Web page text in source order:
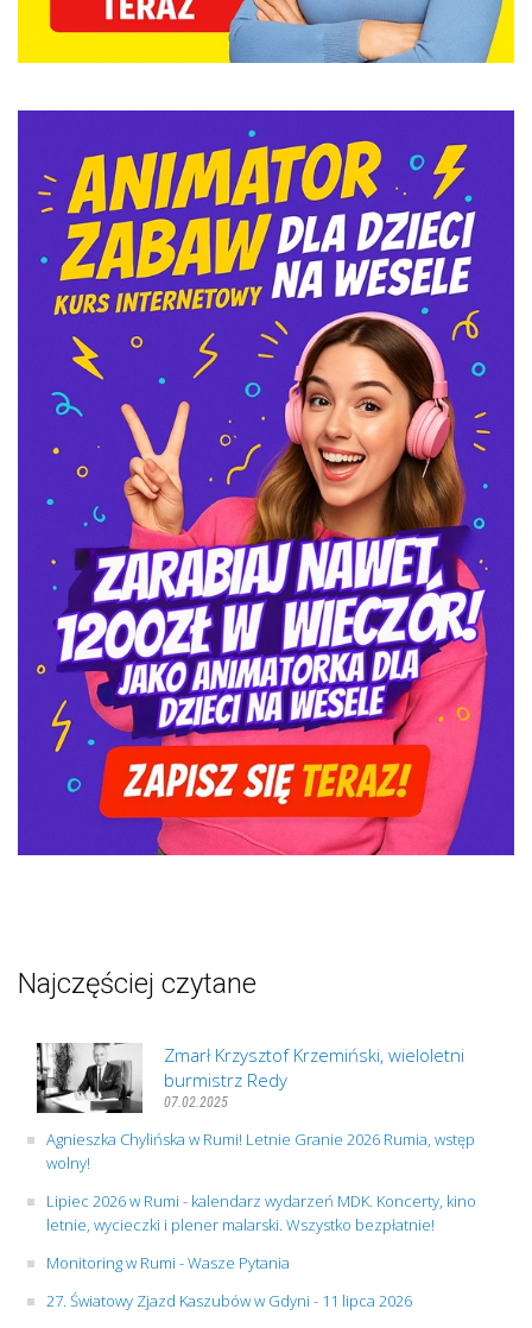
Najczęściej czytane
Zmarł Krzysztof Krzemiński, wieloletni
burmistrz Redy
07.02.2025
Agnieszka Chylińska w Rumi! Letnie Granie 2026 Rumia, wstęp
wolny!
Lipiec 2026 w Rumi - kalendarz wydarzeń MDK. Koncerty, kino
letnie, wycieczki i plener malarski. Wszystko bezpłatnie!
Monitoring w Rumi - Wasze Pytania
27. Światowy Zjazd Kaszubów w Gdyni - 11 lipca 2026